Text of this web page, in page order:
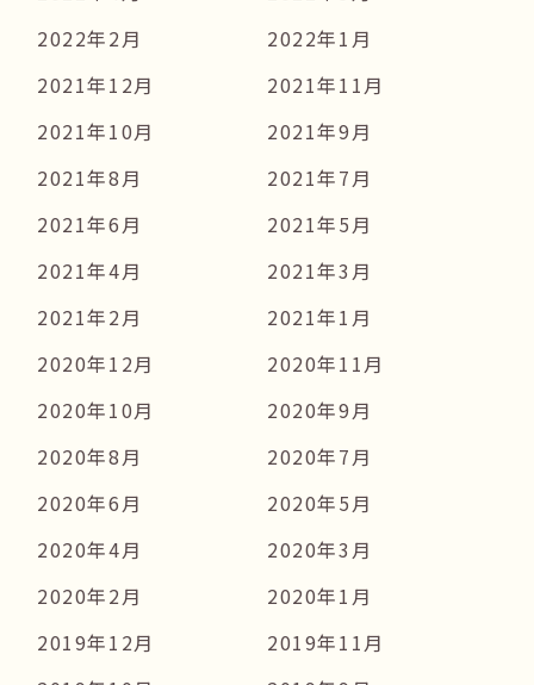
2022年2月
2022年1月
2021年12月
2021年11月
2021年10月
2021年9月
2021年8月
2021年7月
2021年6月
2021年5月
2021年4月
2021年3月
2021年2月
2021年1月
2020年12月
2020年11月
2020年10月
2020年9月
2020年8月
2020年7月
2020年6月
2020年5月
2020年4月
2020年3月
2020年2月
2020年1月
2019年12月
2019年11月